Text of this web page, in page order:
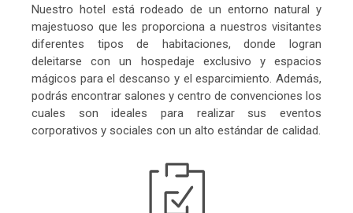
Nuestro hotel está rodeado de un entorno natural y
majestuoso que les proporciona a nuestros visitantes
diferentes tipos de habitaciones, donde logran
deleitarse con un hospedaje exclusivo y espacios
mágicos para el descanso y el esparcimiento. Además,
podrás encontrar salones y centro de convenciones los
cuales son ideales para realizar sus eventos
corporativos y sociales con un alto estándar de calidad.